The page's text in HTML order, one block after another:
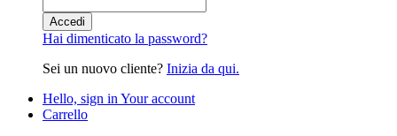
Accedi
Hai dimenticato la password?
Sei un nuovo cliente? Inizia da qui.
Hello, sign in Your account
Carrello